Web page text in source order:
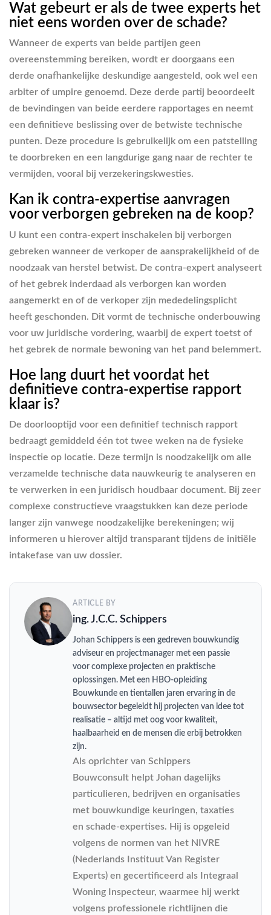
Wat gebeurt er als de twee experts het
niet eens worden over de schade?
Wanneer de experts van beide partijen geen
overeenstemming bereiken, wordt er doorgaans een
derde onafhankelijke deskundige aangesteld, ook wel een
arbiter of umpire genoemd. Deze derde partij beoordeelt
de bevindingen van beide eerdere rapportages en neemt
een definitieve beslissing over de betwiste technische
punten. Deze procedure is gebruikelijk om een patstelling
te doorbreken en een langdurige gang naar de rechter te
vermijden, vooral bij verzekeringskwesties.
Kan ik contra-expertise aanvragen
voor verborgen gebreken na de koop?
U kunt een contra-expert inschakelen bij verborgen
gebreken wanneer de verkoper de aansprakelijkheid of de
noodzaak van herstel betwist. De contra-expert analyseert
of het gebrek inderdaad als verborgen kan worden
aangemerkt en of de verkoper zijn mededelingsplicht
heeft geschonden. Dit vormt de technische onderbouwing
voor uw juridische vordering, waarbij de expert toetst of
het gebrek de normale bewoning van het pand belemmert.
Hoe lang duurt het voordat het
definitieve contra-expertise rapport
klaar is?
De doorlooptijd voor een definitief technisch rapport
bedraagt gemiddeld één tot twee weken na de fysieke
inspectie op locatie. Deze termijn is noodzakelijk om alle
verzamelde technische data nauwkeurig te analyseren en
te verwerken in een juridisch houdbaar document. Bij zeer
complexe constructieve vraagstukken kan deze periode
langer zijn vanwege noodzakelijke berekeningen; wij
informeren u hierover altijd transparant tijdens de initiële
intakefase van uw dossier.
ARTICLE BY
ing. J.C.C. Schippers
Johan Schippers is een gedreven bouwkundig
adviseur en projectmanager met een passie
voor complexe projecten en praktische
oplossingen. Met een HBO-opleiding
Bouwkunde en tientallen jaren ervaring in de
bouwsector begeleidt hij projecten van idee tot
realisatie – altijd met oog voor kwaliteit,
haalbaarheid en de mensen die erbij betrokken
zijn.
Als oprichter van Schippers
Bouwconsult helpt Johan dagelijks
particulieren, bedrijven en organisaties
met bouwkundige keuringen, taxaties
en schade-expertises. Hij is opgeleid
volgens de normen van het NIVRE
(Nederlands Instituut Van Register
Experts) en gecertificeerd als Integraal
Woning Inspecteur, waarmee hij werkt
volgens professionele richtlijnen die